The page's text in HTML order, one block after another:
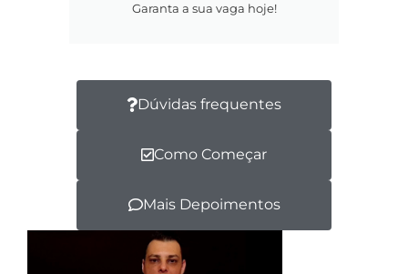
Garanta a sua vaga hoje!
Dúvidas frequentes
Como Começar
Mais Depoimentos